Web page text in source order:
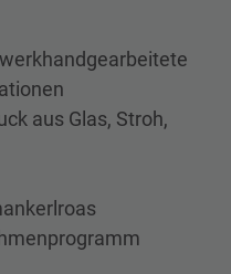
aus Glas, Stroh,